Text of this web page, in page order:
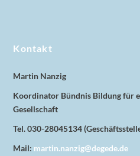
Kontakt
Martin Nanzig
Koordinator Bündnis Bildung für
Gesellschaft
Tel. 030-28045134
Mail: martin.nanzig@degede.de